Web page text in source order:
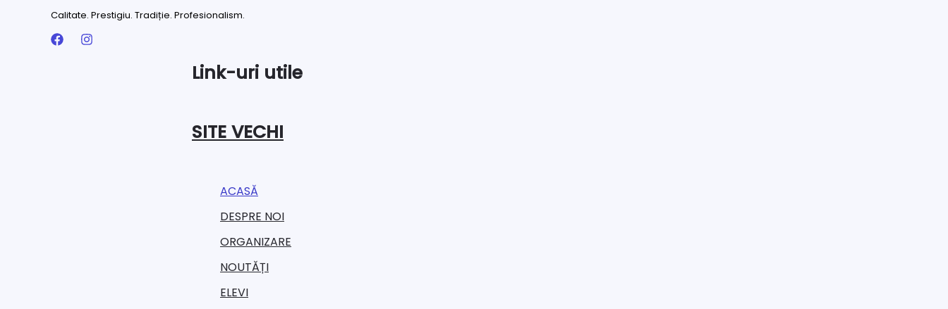
Calitate. Prestigiu. Tradiție. Profesionalism.
Link-uri utile
SITE VECHI
ACASĂ
DESPRE NOI
ORGANIZARE​
NOUTĂȚI
ELEVI